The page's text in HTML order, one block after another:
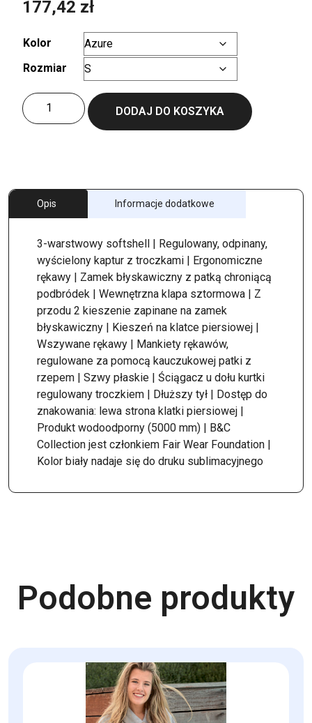
177,42 zł
Kolor
Rozmiar
ilość
Men
DODAJ DO KOSZYKA
Opis Informacje dodatkowe
3-warstwowy softshell | Regulowany, odpinany,
wyścielony kaptur z troczkami | Ergonomiczne
rękawy | Zamek błyskawiczny z patką chroniącą
podbródek | Wewnętrzna klapa sztormowa | Z
przodu 2 kieszenie zapinane na zamek
błyskawiczny | Kieszeń na klatce piersiowej |
Wszywane rękawy | Mankiety rękawów,
regulowane za pomocą kauczukowej patki z
rzepem | Szwy płaskie | Ściągacz u dołu kurtki
regulowany troczkiem | Dłuższy tył | Dostęp do
znakowania: lewa strona klatki piersiowej |
Produkt wodoodporny (5000 mm) | B&C
Collection jest członkiem Fair Wear Foundation |
Kolor biały nadaje się do druku sublimacyjnego
Podobne produkty